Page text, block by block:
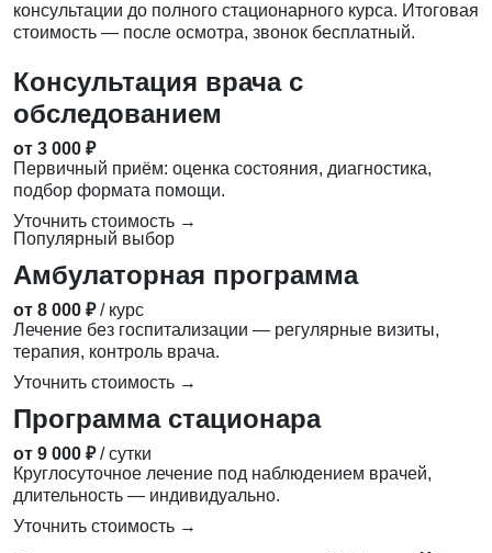
консультации до полного стационарного курса. Итоговая
стоимость — после осмотра, звонок бесплатный.
Консультация врача с
обследованием
от 3 000 ₽
Первичный приём: оценка состояния, диагностика,
подбор формата помощи.
Уточнить стоимость →
Популярный выбор
Амбулаторная программа
от 8 000 ₽ / курс
Лечение без госпитализации — регулярные визиты,
терапия, контроль врача.
Уточнить стоимость →
Программа стационара
от 9 000 ₽ / сутки
Круглосуточное лечение под наблюдением врачей,
длительность — индивидуально.
Уточнить стоимость →